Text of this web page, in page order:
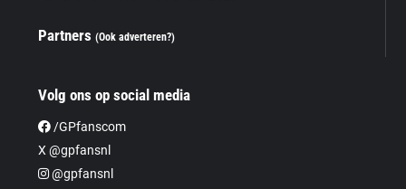
Partners(Ook adverteren?)
Volg ons op social media
/GPfanscom
X @gpfansnl
@gpfansnl